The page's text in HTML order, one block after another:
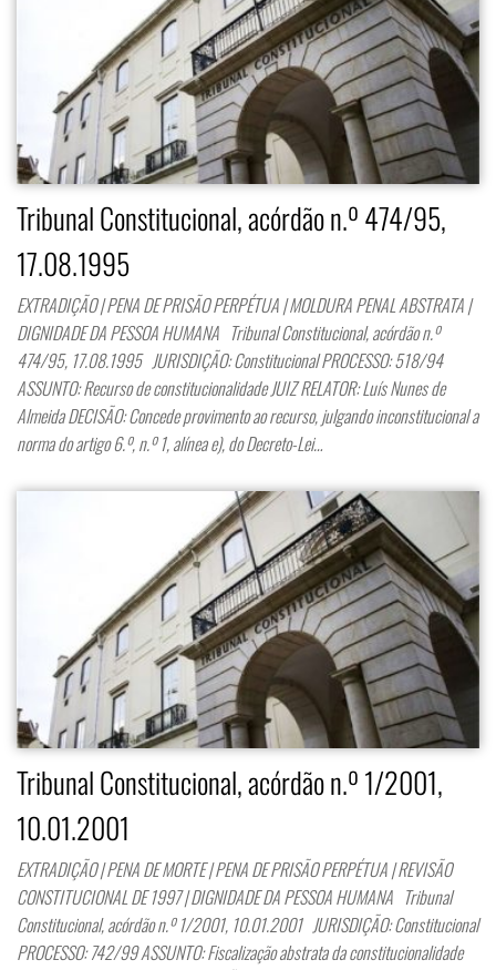
Tribunal Constitucional, acórdão n.º 474/95,
17.08.1995
EXTRADIÇÃO | PENA DE PRISÃO PERPÉTUA | MOLDURA PENAL ABSTRATA |
DIGNIDADE DA PESSOA HUMANA Tribunal Constitucional, acórdão n.º
474/95, 17.08.1995 JURISDIÇÃO: Constitucional PROCESSO: 518/94
ASSUNTO: Recurso de constitucionalidade JUIZ RELATOR: Luís Nunes de
Almeida DECISÃO: Concede provimento ao recurso, julgando inconstitucional a
norma do artigo 6.º, n.º 1, alínea e), do Decreto-Lei…
Tribunal Constitucional, acórdão n.º 1/2001,
10.01.2001
EXTRADIÇÃO | PENA DE MORTE | PENA DE PRISÃO PERPÉTUA | REVISÃO
CONSTITUCIONAL DE 1997 | DIGNIDADE DA PESSOA HUMANA Tribunal
Constitucional, acórdão n.º 1/2001, 10.01.2001 JURISDIÇÃO: Constitucional
PROCESSO: 742/99 ASSUNTO: Fiscalização abstrata da constitucionalidade